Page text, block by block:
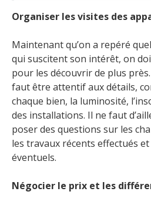
Organiser les visites des
Maintenant qu’on a repéré
qui suscitent son intérêt, on
pour les découvrir de plus
faut être attentif aux détails,
chaque bien, la luminosité,
des installations. Il ne faut
poser des questions sur les
les travaux récents effectués
éventuels.
Négocier le prix et les